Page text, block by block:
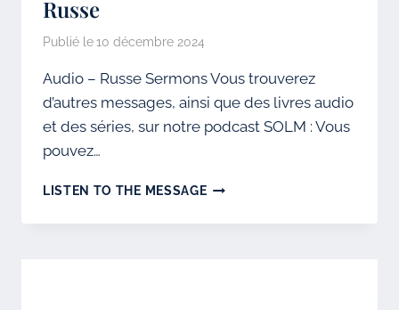
Russe
Publié le10 décembre 2024
Audio – Russe Sermons Vous trouverez
d’autres messages, ainsi que des livres audio
et des séries, sur notre podcast SOLM : Vous
pouvez…
LISTEN TO THE MESSAGERUSSE